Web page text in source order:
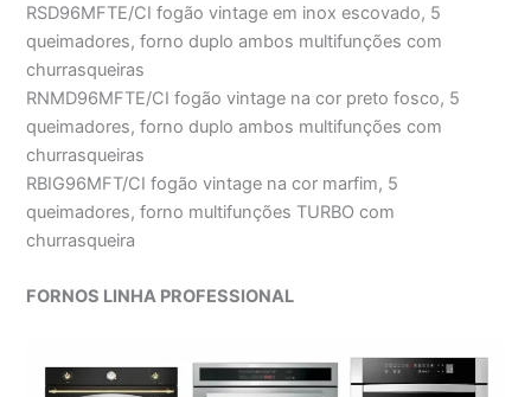
RSD96MFTE/CI fogão vintage em inox escovado, 5
queimadores, forno duplo ambos multifunções com
churrasqueiras
RNMD96MFTE/CI fogão vintage na cor preto fosco, 5
queimadores, forno duplo ambos multifunções com
churrasqueiras
RBIG96MFT/CI fogão vintage na cor marfim, 5
queimadores, forno multifunções TURBO com
churrasqueira
FORNOS LINHA PROFESSIONAL